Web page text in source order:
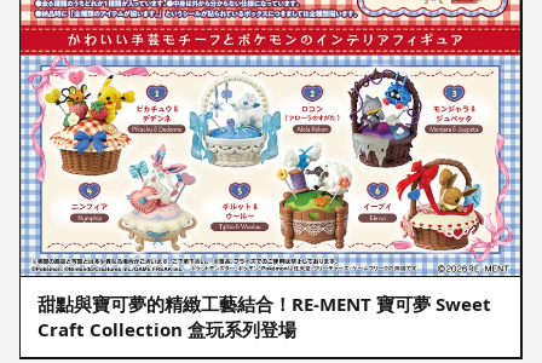
甜點與寶可夢的精緻工藝結合！RE-MENT 寶可夢 Sweet
Craft Collection 盒玩系列登場